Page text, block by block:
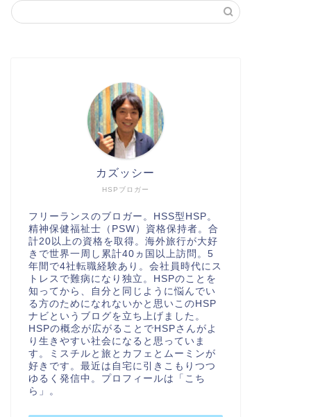
HSPブロガー
カズッシー
フリーランスのブロガー。HSS型HSP。
精神保健福祉士（PSW）資格保持者。合
計20以上の資格を取得。海外旅行が大好
きで世界一周し累計40ヵ国以上訪問。5
年間で4社転職経験あり。会社員時代にス
トレスで難病になり独立。HSPのことを
知ってから、自分と同じように悩んでい
る方のためになれないかと思いこのHSP
ナビというブログを立ち上げました。
HSPの概念が広がることでHSPさんがよ
り生きやすい社会になると思っていま
す。ミスチルと旅とカフェとムーミンが
好きです。最近は自宅に引きこもりつつ
ゆるく発信中。プロフィールは「 こち
ら 」。